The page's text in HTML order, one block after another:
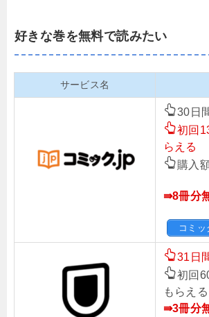
好きな巻を無料で読みたい
サービス名
30日
初回
らえる
購入
⇛8冊分
コミッ
31日
初回
もらえる
⇛3冊分